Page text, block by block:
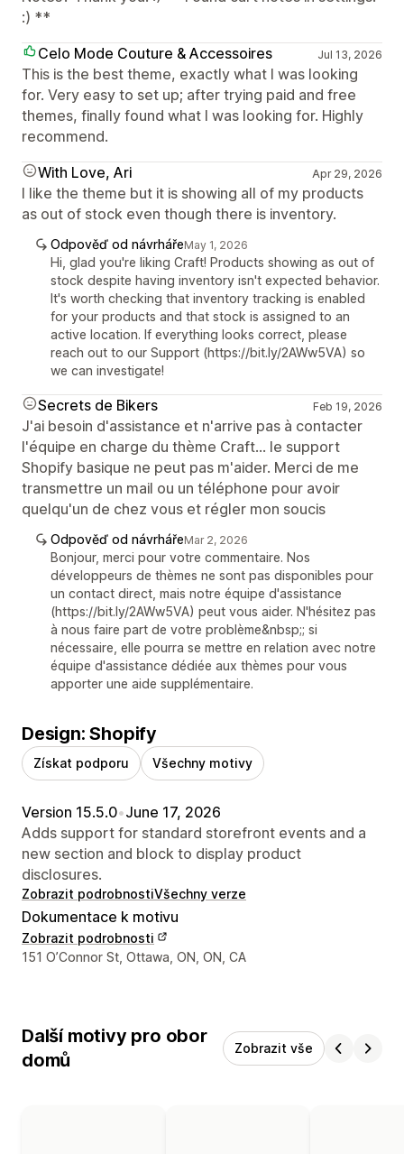
:) **
Celo Mode Couture & Accessoires
Jul 13, 2026
This is the best theme, exactly what I was looking
for. Very easy to set up; after trying paid and free
themes, finally found what I was looking for. Highly
recommend.
With Love, Ari
Apr 29, 2026
I like the theme but it is showing all of my products
as out of stock even though there is inventory.
Odpověď od návrhářeMay 1, 2026
Hi, glad you're liking Craft! Products showing as out of
stock despite having inventory isn't expected behavior.
It's worth checking that inventory tracking is enabled
for your products and that stock is assigned to an
active location. If everything looks correct, please
reach out to our Support (https://bit.ly/2AWw5VA) so
we can investigate!
Secrets de Bikers Feb 19, 2026
J'ai besoin d'assistance et n'arrive pas à contacter
l'équipe en charge du thème Craft... le support
Shopify basique ne peut pas m'aider. Merci de me
transmettre un mail ou un téléphone pour avoir
quelqu'un de chez vous et régler mon soucis
Odpověď od návrhářeMar 2, 2026
Bonjour, merci pour votre commentaire. Nos
développeurs de thèmes ne sont pas disponibles pour
un contact direct, mais notre équipe d'assistance
(https://bit.ly/2AWw5VA) peut vous aider. N'hésitez pas
à nous faire part de votre problème&nbsp;; si
nécessaire, elle pourra se mettre en relation avec notre
équipe d'assistance dédiée aux thèmes pour vous
apporter une aide supplémentaire.
Design: Shopify
Získat podporu Všechny motivy
Version 15.5.0•June 17, 2026
Adds support for standard storefront events and a
new section and block to display product
disclosures.
Zobrazit podrobnostiVšechny verze
Dokumentace k motivu
Zobrazit podrobnosti
Kontaktní údaje designéra
151 O’Connor St, Ottawa, ON, ON, CA
Další motivy pro obor
domů
Zobrazit vše